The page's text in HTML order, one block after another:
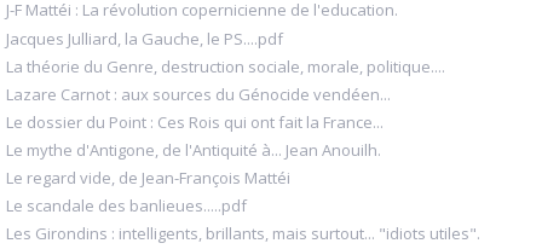
J-F Mattéi : La révolution copernicienne de l'education.
Jacques Julliard, la Gauche, le PS....pdf
La théorie du Genre, destruction sociale, morale, politique....
Lazare Carnot : aux sources du Génocide vendéen...
Le dossier du Point : Ces Rois qui ont fait la France...
Le mythe d'Antigone, de l'Antiquité à... Jean Anouilh.
Le regard vide, de Jean-François Mattéi
Le scandale des banlieues.....pdf
Les Girondins : intelligents, brillants, mais surtout... "idiots utiles".